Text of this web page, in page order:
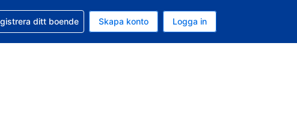
valuta är Svenska kronor
språk är Svenska
med din bokning
ditt boende Skapa konto Logga in